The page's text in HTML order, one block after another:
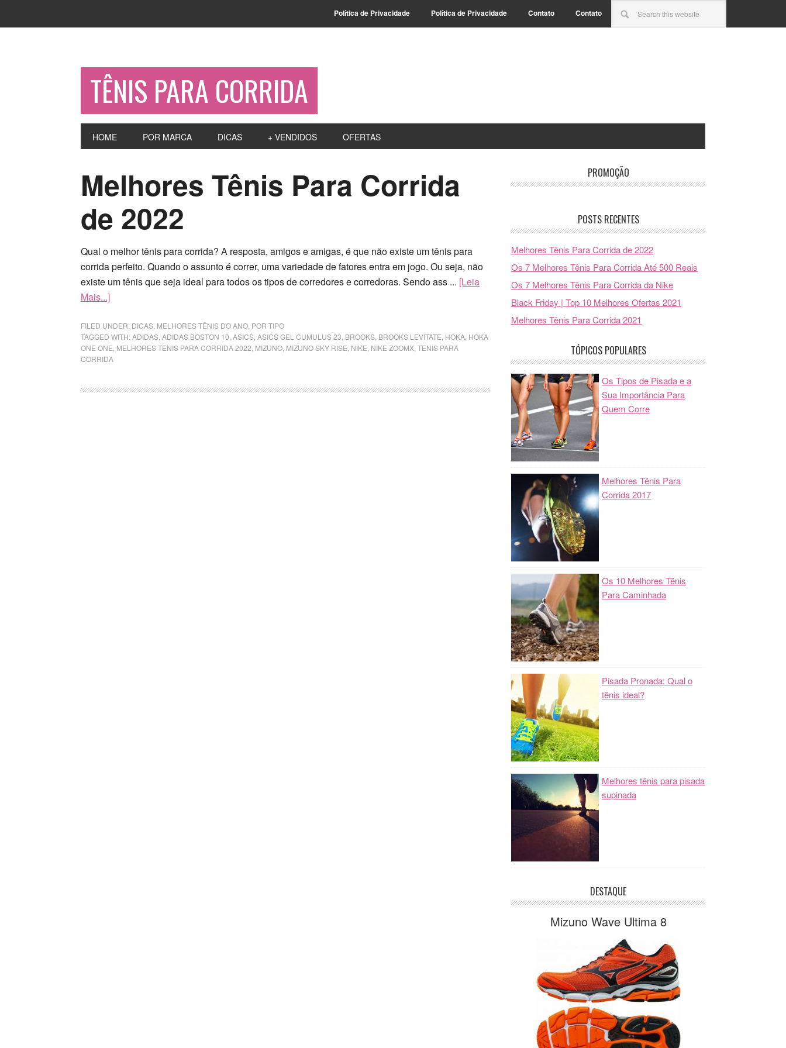
Política de Privacidade Política de Privacidade Contato Contato
TÊNIS PARA CORRIDA
HOME POR MARCA DICAS + VENDIDOS OFERTAS
Melhores Tênis Para Corrida
de 2022
Qual o melhor tênis para corrida? A resposta, amigos e amigas, é que não existe um tênis para
corrida perfeito. Quando o assunto é correr, uma variedade de fatores entra em jogo. Ou seja, não
existe um tênis que seja ideal para todos os tipos de corredores e corredoras. Sendo ass ... [Leia
Mais...]
FILED UNDER: DICAS MELHORES TÊNIS DO ANO POR TIPO
TAGGED WITH:ADIDAS ADIDAS BOSTON 10 ASICS ASICS GEL CUMULUS 23 BROOKS BROOKS LEVITATE HOKA HOKA
ONE ONE MELHORES TENIS PARA CORRIDA 2022 MIZUNO MIZUNO SKY RISE NIKE NIKE ZOOMX TENIS PARA
CORRIDA
PROMOÇÃO
POSTS RECENTES
Melhores Tênis Para Corrida de 2022
Os 7 Melhores Tênis Para Corrida Até 500 Reais
Os 7 Melhores Tênis Para Corrida da Nike
Black Friday | Top 10 Melhores Ofertas 2021
Melhores Tênis Para Corrida 2021
TÓPICOS POPULARES
Os Tipos de Pisada e a
Sua Importância Para
Quem Corre
Melhores Tênis Para
Corrida 2017
Os 10 Melhores Tênis
Para Caminhada
Pisada Pronada: Qual o
tênis ideal?
Melhores tênis para pisada
supinada
DESTAQUE
Mizuno Wave Ultima 8